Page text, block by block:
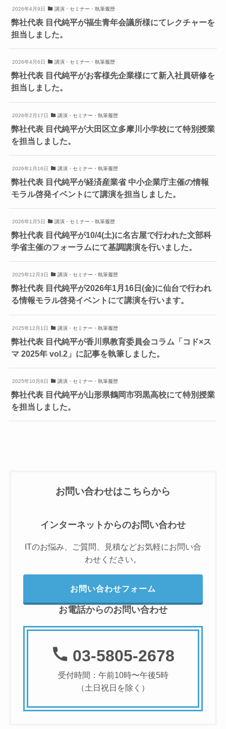
2026年4月9日 講演・セミナー・執筆履歴
弊社代表 目代純平が福生青年会議所様にてレクチャーを
担当しました。
2026年4月6日 講演・セミナー・執筆履歴
弊社代表 目代純平がお客様先企業様にて新入社員研修を
担当しました。
2026年2月17日 講演・セミナー・執筆履歴
弊社代表 目代純平が大田区立多摩川小学校にて特別授業
を担当しました。
2026年1月16日 講演・セミナー・執筆履歴
弊社代表 目代純平が経済産業省 中小企業庁主催の情報
モラル啓発イベントにて講演を担当しました。
2026年1月5日 講演・セミナー・執筆履歴
弊社代表 目代純平が10/4(土)に名古屋で行われた文部科
学省主催のフォーラムにて基調講演を行いました。
2025年12月3日 講演・セミナー・執筆履歴
弊社代表 目代純平が2026年1月16日(金)に仙台で行われ
る情報モラル啓発イベントにて講演を行います。
2025年12月1日 講演・セミナー・執筆履歴
弊社代表 目代純平が香川県教育委員会コラム「コド×ス
マ 2025年 vol.2」に記事を執筆しました。
2025年10月8日 講演・セミナー・執筆履歴
弊社代表 目代純平が山形県鶴岡市羽黒高校にて特別授業
を担当しました。
お問い合わせはこちらから
インターネットからのお問い合わせ
ITのお悩み、ご質問、見積などお気軽にお問い合
わせください。
お問い合わせフォーム
お電話からのお問い合わせ
03-5805-2678
受付時間：午前10時〜午後5時
（土日祝日を除く）